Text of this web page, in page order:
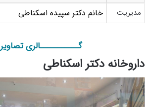
مدیریت
خانم دکتر سپیده اسکناطی
گـــــــــــالری تصاویر
داروخانه دکتر اسکناطی